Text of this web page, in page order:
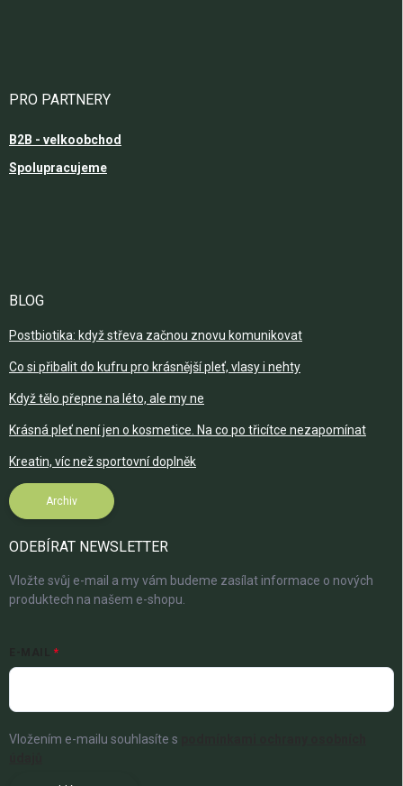
PRO PARTNERY
B2B - velkoobchod
Spolupracujeme
BLOG
Postbiotika: když střeva začnou znovu komunikovat
Co si přibalit do kufru pro krásnější pleť, vlasy i nehty
Když tělo přepne na léto, ale my ne
Krásná pleť není jen o kosmetice. Na co po třicítce nezapomínat
Kreatin, víc než sportovní doplněk
Archiv
ODEBÍRAT NEWSLETTER
Vložte svůj e-mail a my vám budeme zasílat informace o nových
produktech na našem e-shopu.
Vložením e-mailu souhlasíte s